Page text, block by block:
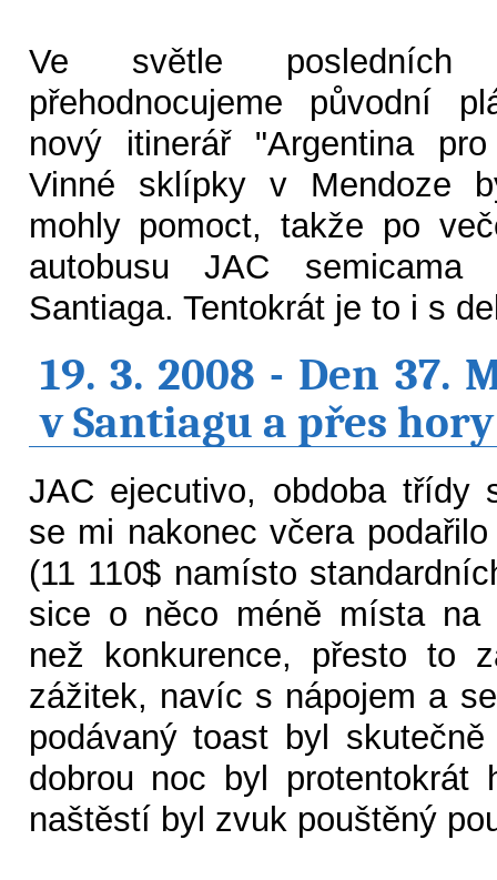
Ve světle posledních
přehodnocujeme původní
nový itinerář "Argentina pro
Vinné sklípky v Mendoze
mohly pomoct, takže po
autobusu JAC
Santiaga. Tentokrát je to i s
19. 3. 2008 - Den 37.
v Santiagu a přes
JAC ejecutivo, obdoba třídy
se mi nakonec včera
(11 110$ namísto
sice o něco méně místa na
než konkurence, přesto to
zážitek, navíc s nápojem a
podávaný toast byl
dobrou noc byl protentokrát
naštěstí byl zvuk pouštěný